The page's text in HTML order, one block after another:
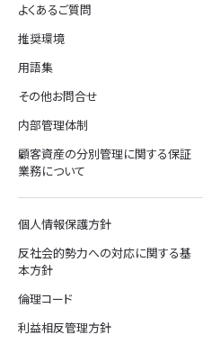
よくあるご質問
推奨環境
用語集
その他お問合せ
内部管理体制
顧客資産の分別管理に関する保証
業務について
個人情報保護方針
反社会的勢力への対応に関する基
本方針
倫理コード
利益相反管理方針